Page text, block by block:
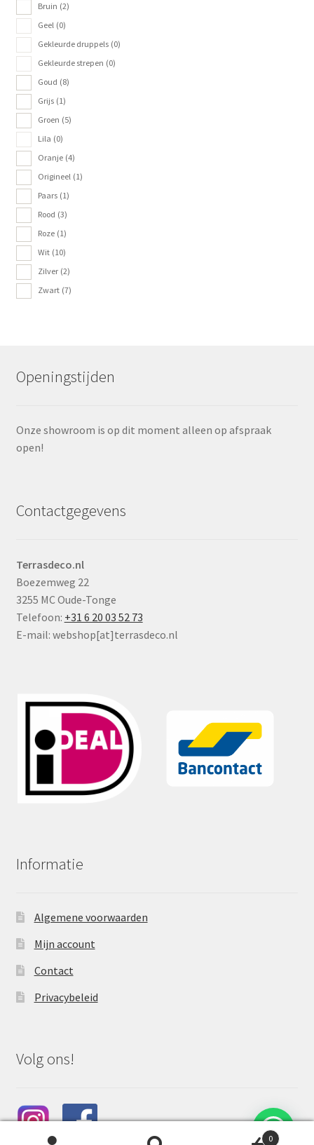
Bruin (2)
Geel (0)
Gekleurde druppels (0)
Gekleurde strepen (0)
Goud (8)
Grijs (1)
Groen (5)
Lila (0)
Oranje (4)
Origineel (1)
Paars (1)
Rood (3)
Roze (1)
Wit (10)
Zilver (2)
Zwart (7)
Openingstijden
Onze showroom is op dit moment alleen op afspraak
open!
Contactgegevens
Terrasdeco.nl
Boezemweg 22
3255 MC Oude-Tonge
Telefoon: +31 6 20 03 52 73
E-mail: webshop[at]terrasdeco.nl
Informatie
Algemene voorwaarden
Mijn account
Contact
Privacybeleid
Volg ons!
0